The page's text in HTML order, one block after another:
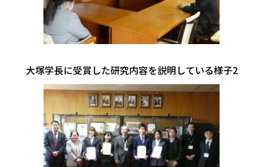
大塚学長に受賞した研究内容を説明している様子2